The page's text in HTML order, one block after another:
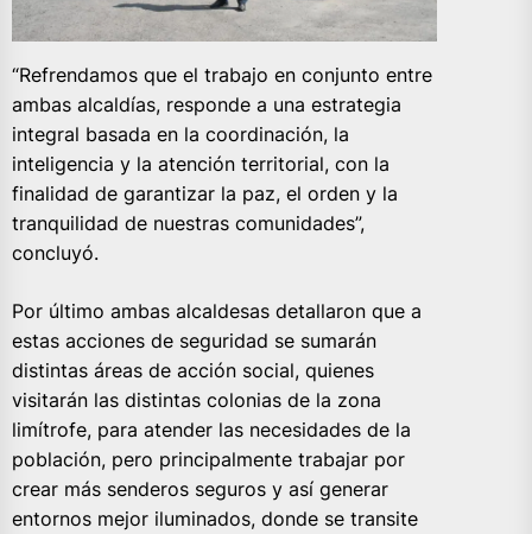
“Refrendamos que el trabajo en conjunto entre
ambas alcaldías, responde a una estrategia
integral basada en la coordinación, la
inteligencia y la atención territorial, con la
finalidad de garantizar la paz, el orden y la
tranquilidad de nuestras comunidades”,
concluyó.
Por último ambas alcaldesas detallaron que a
estas acciones de seguridad se sumarán
distintas áreas de acción social, quienes
visitarán las distintas colonias de la zona
limítrofe, para atender las necesidades de la
población, pero principalmente trabajar por
crear más senderos seguros y así generar
entornos mejor iluminados, donde se transite